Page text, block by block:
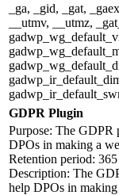
_ga, _gid, _gat,
__utmv, __utmz,
GDPR Plugin
Purpose: The GDPR
DPOs in making a
Retention period:
Description: The
help DPOs in